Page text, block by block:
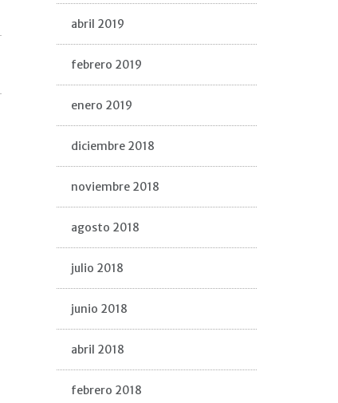
abril 2019
febrero 2019
enero 2019
diciembre 2018
noviembre 2018
agosto 2018
julio 2018
junio 2018
abril 2018
febrero 2018